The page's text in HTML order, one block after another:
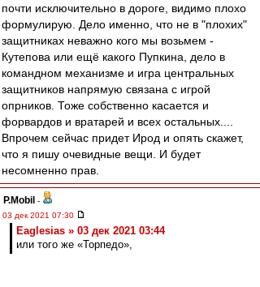
почти исключительно в дороге, видимо плохо
формулирую. Дело именно, что не в "плохих"
защитниках неважно кого мы возьмем -
Кутепова или ещё какого Пупкина, дело в
командном механизме и игра центральных
защитников напрямую связана с игрой
опрников. Тоже собственно касается и
форвардов и вратарей и всех остальных....
Впрочем сейчас придет Ирод и опять скажет,
что я пишу очевидные вещи. И будет
несомненно прав.
P.Mobil -
03 дек 2021 07:30
Eaglesias » 03 дек 2021 03:44
или того же «Торпедо»,